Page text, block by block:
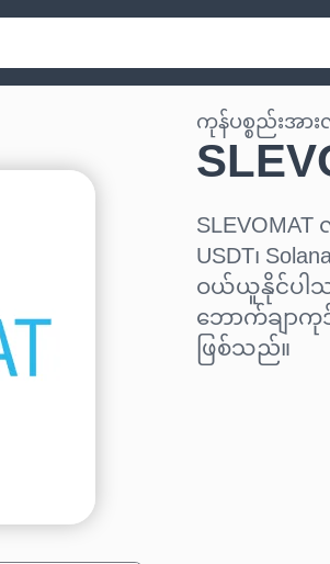
ကုန်ပစ္စည်းအာ
USDT၊
ဝယ်ယူနိုင်ပါ
ဘောက်ချာ
ဖြစ်သည်။